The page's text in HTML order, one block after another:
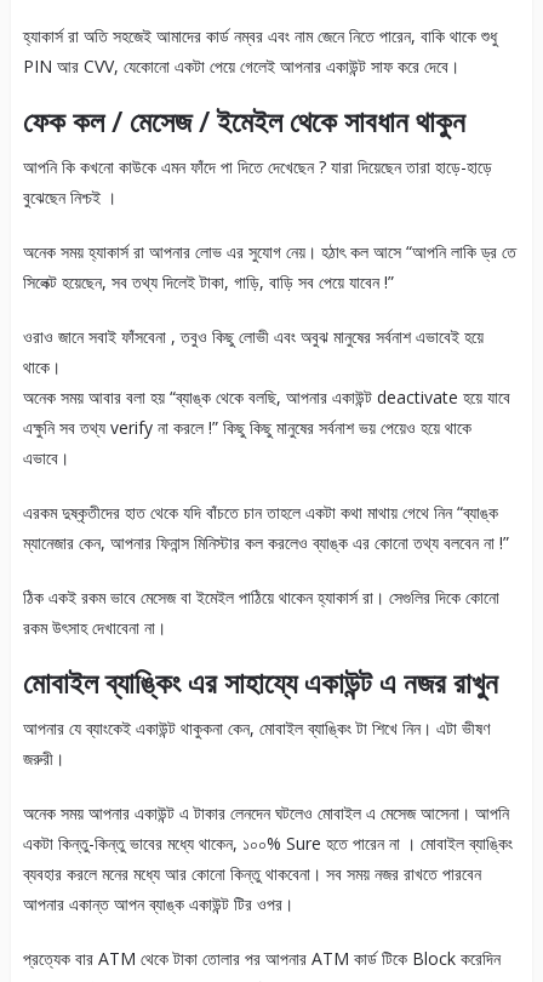
হ্যাকার্স রা অতি সহজেই আমাদের কার্ড নম্বর এবং নাম জেনে নিতে পারেন, বাকি থাকে শুধু
PIN আর CVV, যেকোনো একটা পেয়ে গেলেই আপনার একাউন্ট সাফ করে দেবে।
ফেক কল / মেসেজ / ইমেইল থেকে সাবধান থাকুন
আপনি কি কখনো কাউকে এমন ফাঁদে পা দিতে দেখেছেন ? যারা দিয়েছেন তারা হাড়ে-হাড়ে
বুঝেছেন নিশ্চই ।
অনেক সময় হ্যাকার্স রা আপনার লোভ এর সুযোগ নেয়। হঠাৎ কল আসে “আপনি লাকি ড্র তে
সিলেক্ট হয়েছেন, সব তথ্য দিলেই টাকা, গাড়ি, বাড়ি সব পেয়ে যাবেন !”
ওরাও জানে সবাই ফাঁসবেনা , তবুও কিছু লোভী এবং অবুঝ মানুষের সর্বনাশ এভাবেই হয়ে
থাকে।
অনেক সময় আবার বলা হয় “ব্যাঙ্ক থেকে বলছি, আপনার একাউন্ট deactivate হয়ে যাবে
এক্ষুনি সব তথ্য verify না করলে !” কিছু কিছু মানুষের সর্বনাশ ভয় পেয়েও হয়ে থাকে
এভাবে।
এরকম দুষ্কৃতীদের হাত থেকে যদি বাঁচতে চান তাহলে একটা কথা মাথায় গেথে নিন “ব্যাঙ্ক
ম্যানেজার কেন, আপনার ফিনান্স মিনিস্টার কল করলেও ব্যাঙ্ক এর কোনো তথ্য বলবেন না !”
ঠিক একই রকম ভাবে মেসেজ বা ইমেইল পাঠিয়ে থাকেন হ্যাকার্স রা। সেগুলির দিকে কোনো
রকম উৎসাহ দেখাবেনা না।
মোবাইল ব্যাঙ্কিং এর সাহায্যে একাউন্ট এ নজর রাখুন
আপনার যে ব্যাংকেই একাউন্ট থাকুকনা কেন, মোবাইল ব্যাঙ্কিং টা শিখে নিন। এটা ভীষণ
জরুরী।
অনেক সময় আপনার একাউন্ট এ টাকার লেনদেন ঘটলেও মোবাইল এ মেসেজ আসেনা। আপনি
একটা কিন্তু-কিন্তু ভাবের মধ্যে থাকেন, ১০০% Sure হতে পারেন না । মোবাইল ব্যাঙ্কিং
ব্যবহার করলে মনের মধ্যে আর কোনো কিন্তু থাকবেনা। সব সময় নজর রাখতে পারবেন
আপনার একান্ত আপন ব্যাঙ্ক একাউন্ট টির ওপর।
প্রত্যেক বার ATM থেকে টাকা তোলার পর আপনার ATM কার্ড টিকে Block করেদিন